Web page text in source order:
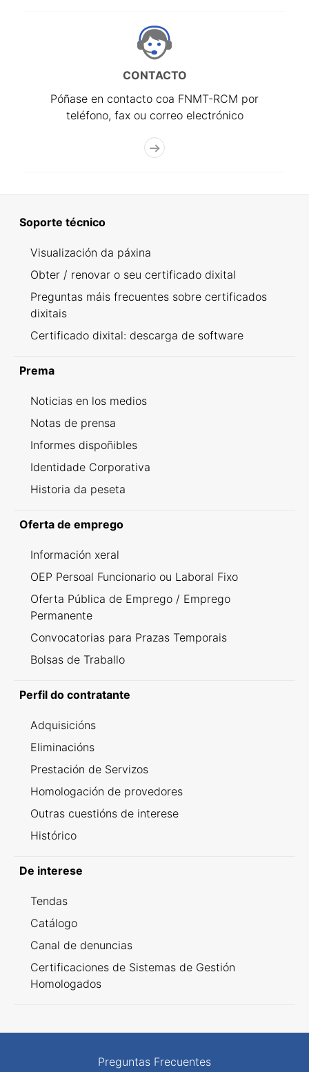
CONTACTO
Póñase en contacto coa FNMT-RCM por
teléfono, fax ou correo electrónico
Soporte técnico
Visualización da páxina
Obter / renovar o seu certificado dixital
Preguntas máis frecuentes sobre certificados
dixitais
Certificado dixital: descarga de software
Prema
Noticias en los medios
Notas de prensa
Informes dispoñibles
Identidade Corporativa
Historia da peseta
Oferta de emprego
Información xeral
OEP Persoal Funcionario ou Laboral Fixo
Oferta Pública de Emprego / Emprego
Permanente
Convocatorias para Prazas Temporais
Bolsas de Traballo
Perfil do contratante
Adquisicións
Eliminacións
Prestación de Servizos
Homologación de provedores
Outras cuestións de interese
Histórico
De interese
Tendas
Catálogo
Canal de denuncias
Certificaciones de Sistemas de Gestión
Homologados
Preguntas Frecuentes